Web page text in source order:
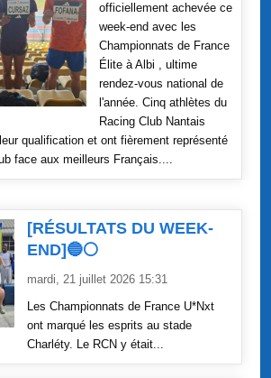
officiellement achevée ce
week-end avec les
Championnats de France
Élite à Albi , ultime
rendez-vous national de
l'année. Cinq athlètes du
Racing Club Nantais
qualification et ont fièrement représenté
face aux meilleurs Français....
[RÉSULTATS DU WEEK-
END]🔵⚪
mardi, 21 juillet 2026 15:31
Les Championnats de France U*Nxt
ont marqué les esprits au stade
Charléty. Le RCN y était...